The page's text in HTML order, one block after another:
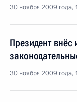
30 ноября 2009 года,
Президент внёс
30 ноября 2009 года,